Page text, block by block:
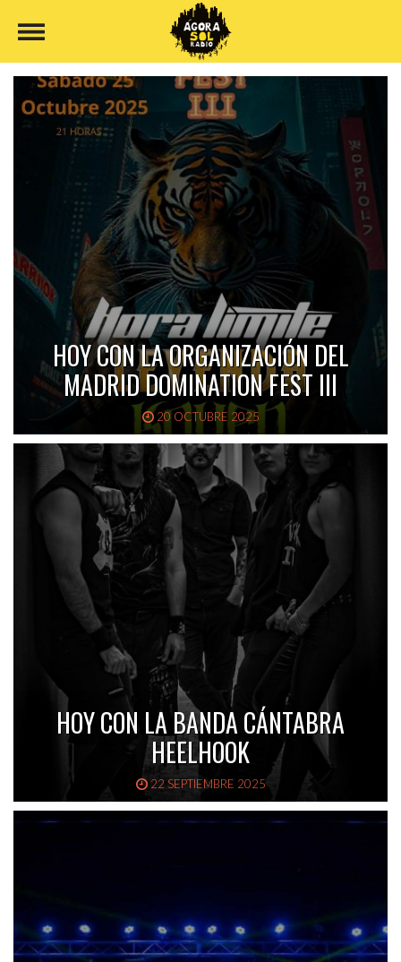
HOY CON LA ORGANIZACIÓN DEL
MADRID DOMINATION FEST III
20 OCTUBRE 2025
HOY CON LA BANDA CÁNTABRA
HEELHOOK
22 SEPTIEMBRE 2025